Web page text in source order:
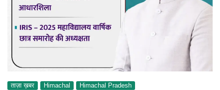
ताज़ा ख़बर Himachal Himachal Pradesh